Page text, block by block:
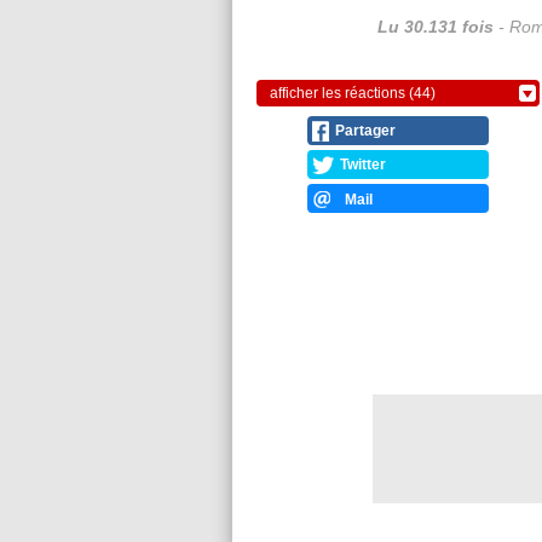
Lu 30.131 fois -
afficher les réactions (44)
Partager
Twitter
Mail